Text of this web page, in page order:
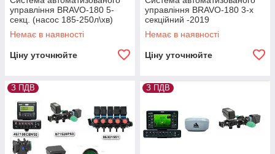
управління BRAVO-180 5-
секц. (насос 185-250л\хв)
2019
Немає в наявності
Ціну уточнюйте
управління BRAVO-180 3-х
секційний -2019
Немає в наявності
Ціну уточнюйте
З ПДВ З ПДВ